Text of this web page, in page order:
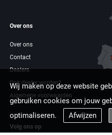
Over ons
Over ons
Contact
Dealers
Ook dealer worden?
Algemene voorwaarden
Volg ons op
Wij maken op deze website
gebruiken cookies om jouw
optimaliseren.
Afwijzen